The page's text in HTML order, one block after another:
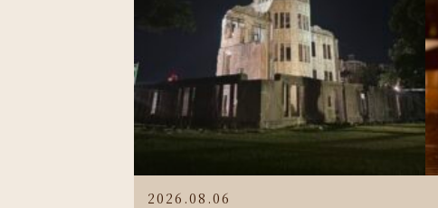
2026.08.06